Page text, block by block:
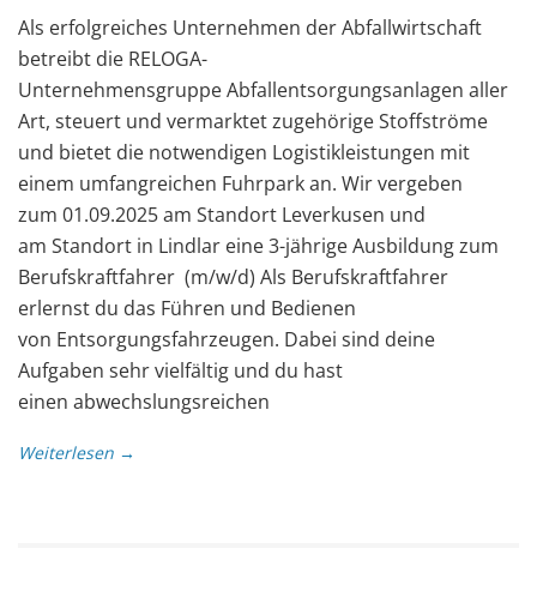
Als erfolgreiches Unternehmen der Abfallwirtschaft
betreibt die RELOGA-
Unternehmensgruppe Abfallentsorgungsanlagen aller
Art, steuert und vermarktet zugehörige Stoffströme
und bietet die notwendigen Logistikleistungen mit
einem umfangreichen Fuhrpark an. Wir vergeben
zum 01.09.2025 am Standort Leverkusen und
am Standort in Lindlar eine 3-jährige Ausbildung zum
Berufskraftfahrer (m/w/d) Als Berufskraftfahrer
erlernst du das Führen und Bedienen
von Entsorgungsfahrzeugen. Dabei sind deine
Aufgaben sehr vielfältig und du hast
einen abwechslungsreichen
Weiterlesen →